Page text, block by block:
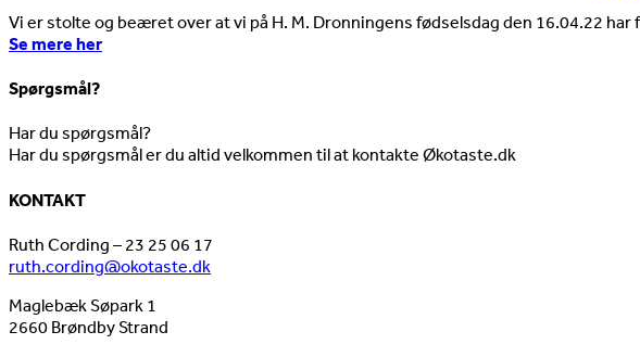
Vi er stolte og beæret over at vi på H. M. Dronningens fødselsdag den 16.04.22
Se mere her
Spørgsmål?
Har du spørgsmål?
Har du spørgsmål er du altid velkommen til at kontakte Økotaste.dk
KONTAKT
Ruth Cording – 23 25 06 17
ruth.cording@okotaste.dk
Maglebæk Søpark 1
2660 Brøndby Strand